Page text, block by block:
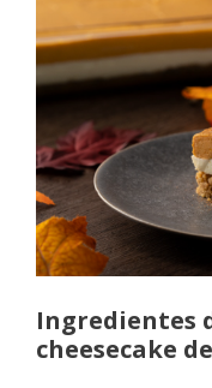
Ingredientes
cheesecake